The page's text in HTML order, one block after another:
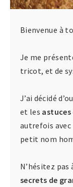
Bienvenue à
Je me
tricot, et de
J’ai décidé
et les astuces
autrefois
petit nom
N’hésitez
secrets de